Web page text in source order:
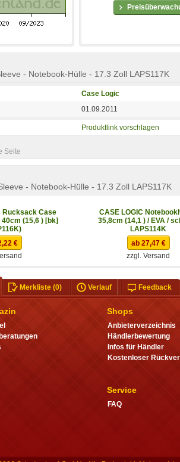
- Notebook-Hülle - 17.3 Zoll LAPS117K
Case Logic
01.09.2011
Produktlink vorschlagen
Seite
- Notebook-Hülle - 17.3 Zoll LAPS117K
Rucksack Case
(15,6 ) [bk]
CASE LOGIC
35,8cm (14,1 ) / EVA /
LAPS114K
€
ab 27,47 €
zzgl. Versand
Merkliste(0) Verlauf Feedback
Shops
Anbieterverzeichnis
Händlerbewertung
Infos für Händler
Kostenloser
Service
FAQ